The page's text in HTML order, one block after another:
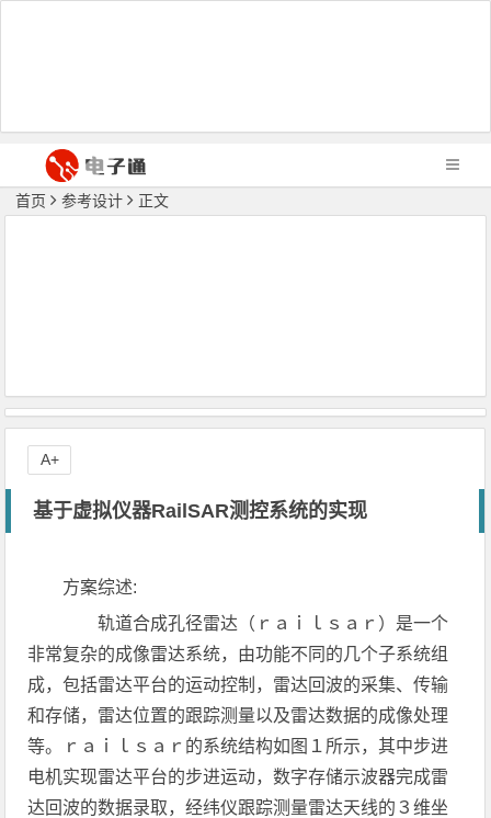
首页 参考设计 正文
基于虚拟仪器RailSAR测控系统的实现
方案综述:
轨道合成孔径雷达（ｒａｉｌｓａｒ）是一个
非常复杂的成像雷达系统，由功能不同的几个子系统组
成，包括雷达平台的运动控制，雷达回波的采集、传输
和存储，雷达位置的跟踪测量以及雷达数据的成像处理
等。ｒａｉｌｓａｒ的系统结构如图１所示，其中步进
电机实现雷达平台的步进运动，数字存储示波器完成雷
达回波的数据录取，经纬仪跟踪测量雷达天线的３维坐
A+